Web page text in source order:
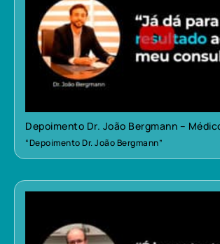
Depoimento Dr. João Bergmann –
“Depoimento Dr. João Bergmann”